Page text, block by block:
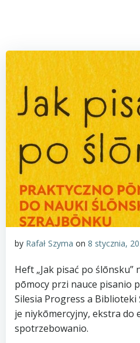
by Rafał Szyma on 8 stycznia,
Heft „Jak pisać po
pōmocy przi nauce pisanio
Silesia Progress a Biblioteki
je niykōmercyjny, ekstra do
spotrzebowanio.